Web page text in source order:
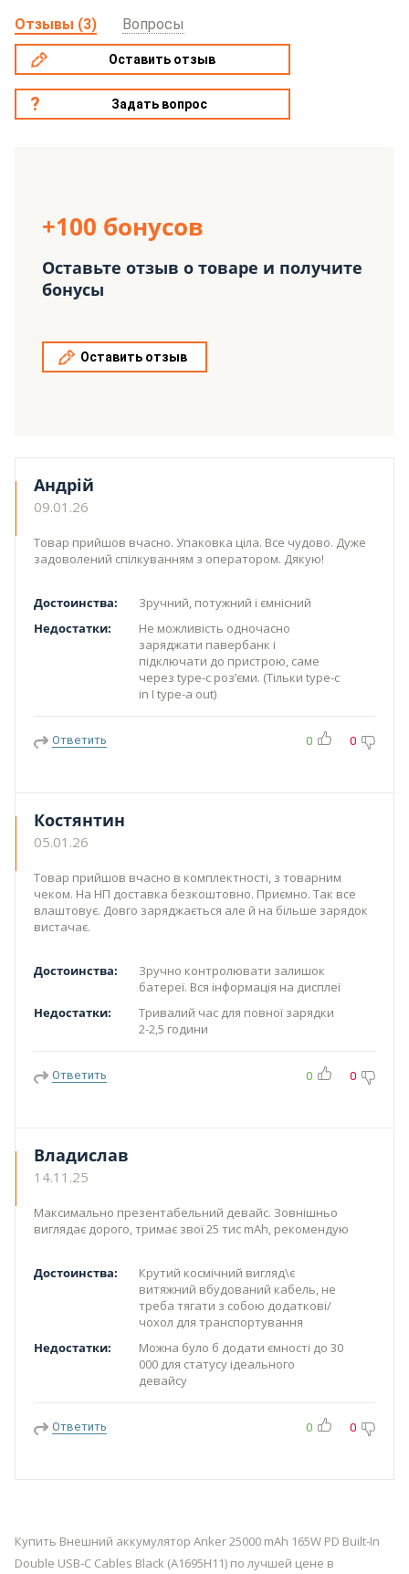
Отзывы (3) Вопросы
Оставить отзыв
Задать вопрос
+100 бонусов
Оставьте отзыв о товаре и получите
бонусы
Оставить отзыв
Андрій
09.01.26
Товар прийшов вчасно. Упаковка ціла. Все чудово. Дуже
задоволений спілкуванням з оператором. Дякую!
Достоинства:
Зручний, потужний і ємнісний
Недостатки:
Не можливість одночасно
заряджати павербанк і
підключати до пристрою, саме
через type-c розʼєми. (Тільки type-c
in I type-a out)
Ответить 0 0
Костянтин
05.01.26
Товар прийшов вчасно в комплектності, з товарним
чеком. На НП доставка безкоштовно. Приємно. Так все
влаштовує. Довго заряджається але й на більше зарядок
вистачає.
Достоинства:
Зручно контролювати залишок
батереї. Вся інформація на дисплеї
Недостатки:
Тривалий час для повної зарядки
2-2,5 години
Ответить 0 0
Владислав
14.11.25
Максимально презентабельний девайс. Зовнішньо
виглядає дорого, тримає звої 25 тис mAh, рекомендую
Достоинства:
Крутий космічний вигляд\є
витяжний вбудований кабель, не
треба тягати з собою додаткові/
чохол для транспортування
Недостатки:
Можна було б додати ємності до 30
000 для статусу ідеального
девайсу
Ответить 0 0
Купить Внешний аккумулятор Anker 25000 mAh 165W PD Built-In
Double USB-C Cables Black (A1695H11) по лучшей цене в